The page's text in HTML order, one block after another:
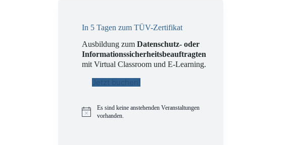
In 5 Tagen zum TÜV-Zertifikat
Ausbildung zumDatenschutz- oder
Informationssicherheitsbeauftragten
mit Virtual Classroom und E-Learning.
Jetzt buchen!
H
Es sind keine anstehenden Veranstaltungen
vorhanden.